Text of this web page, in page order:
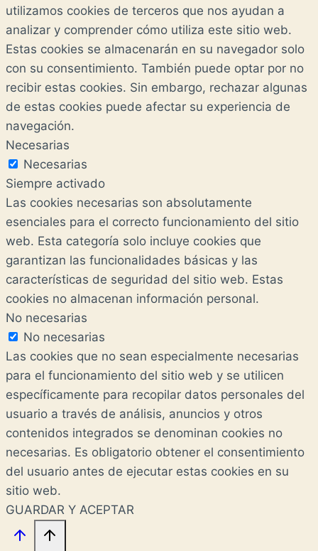
utilizamos cookies de terceros que nos ayudan a
analizar y comprender cómo utiliza este sitio web.
Estas cookies se almacenarán en su navegador solo
con su consentimiento. También puede optar por no
recibir estas cookies. Sin embargo, rechazar algunas
de estas cookies puede afectar su experiencia de
navegación.
Necesarias
Necesarias
Siempre activado
Las cookies necesarias son absolutamente
esenciales para el correcto funcionamiento del sitio
web. Esta categoría solo incluye cookies que
garantizan las funcionalidades básicas y las
características de seguridad del sitio web. Estas
cookies no almacenan información personal.
No necesarias
No necesarias
Las cookies que no sean especialmente necesarias
para el funcionamiento del sitio web y se utilicen
específicamente para recopilar datos personales del
usuario a través de análisis, anuncios y otros
contenidos integrados se denominan cookies no
necesarias. Es obligatorio obtener el consentimiento
del usuario antes de ejecutar estas cookies en su
sitio web.
GUARDAR Y ACEPTAR